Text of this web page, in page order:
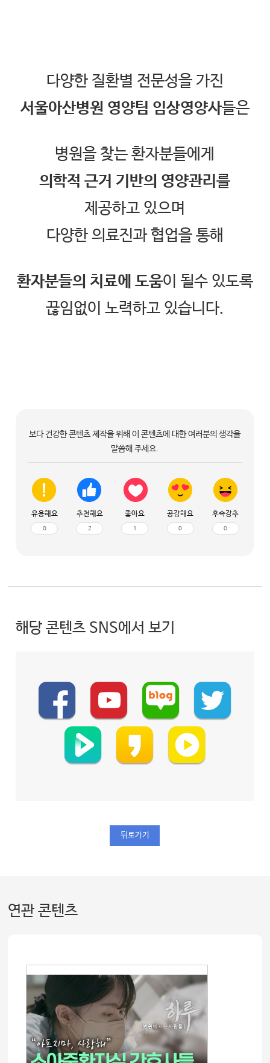
다양한 질환별 전문성을 가진
서울아산병원 영양팀 임상영양사들은
병원을 찾는 환자분들에게
의학적 근거 기반의 영양관리를
제공하고 있으며
다양한 의료진과 협업을 통해
환자분들의 치료에 도움이 될수 있도록
끊임없이 노력하고 있습니다.
보다 건강한 콘텐츠 제작을 위해 이 콘텐츠에 대한 여러분의 생각을
말씀해 주세요.
유용해요
0
추천해요
2
좋아요
1
공감해요
0
후속강추
0
해당 콘텐츠 SNS에서 보기
뒤로가기
연관 콘텐츠